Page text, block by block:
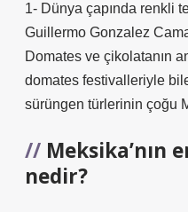
1- Dünya çapında renkli
Guillermo Gonzalez
Domates ve çikolatanın
domates festivalleriyle
sürüngen türlerinin çoğu
Meksika’nın
nedir?